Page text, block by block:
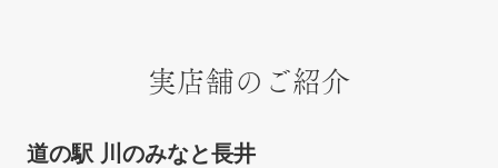
実店舗のご紹介
道の駅 川のみなと長井